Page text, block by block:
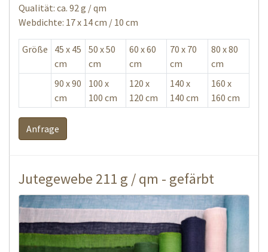
Qualität: ca. 92 g / qm
Webdichte: 17 x 14 cm / 10 cm
Größe
45 x 45
cm
50 x 50
cm
60 x 60
cm
70 x 70
cm
80 x 80
cm
90 x 90
cm
100 x
100 cm
120 x
120 cm
140 x
140 cm
160 x
160 cm
Anfrage
Jutegewebe 211 g / qm - gefärbt